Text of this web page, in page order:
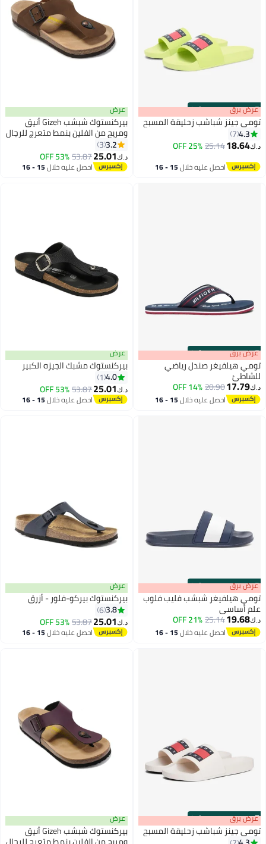
00m:00s
·
100% Left
6
عرض برق
تومي جينز شباشب زحليقة المسبح
4.3
7
د.ك‏18.64
25.14
25% OFF
احصل عليه خلال 15 - 16
17
عرض
بيركنستوك شبشب Gizeh أنيق
ومريح من الفلين بنمط متعرج للرجال
والنساء
3.2
3
د.ك‏25.01
53.87
53% OFF
احصل عليه خلال 15 - 16
00m:00s
·
100% Left
2
عرض برق
تومي هيلفيغر صندل رياضي
للشاطئ
د.ك‏17.79
20.90
14% OFF
احصل عليه خلال 15 - 16
عرض
بيركنستوك مشبك الجيزه الكبير
4.0
1
د.ك‏25.01
53.87
53% OFF
احصل عليه خلال 15 - 16
00m:00s
·
100% Left عرض برق
تومي هيلفيغر شبشب فليب فلوب
علم أساسي
د.ك‏19.68
25.14
21% OFF
احصل عليه خلال 15 - 16
عرض
بيركنستوك بيركو-فلور - أزرق
3.8
6
د.ك‏25.01
53.87
53% OFF
احصل عليه خلال 15 - 16
00m:00s
·
100% Left عرض برق
تومي جينز شباشب زحليقة المسبح
عرض
بيركنستوك شبشب Gizeh أنيق